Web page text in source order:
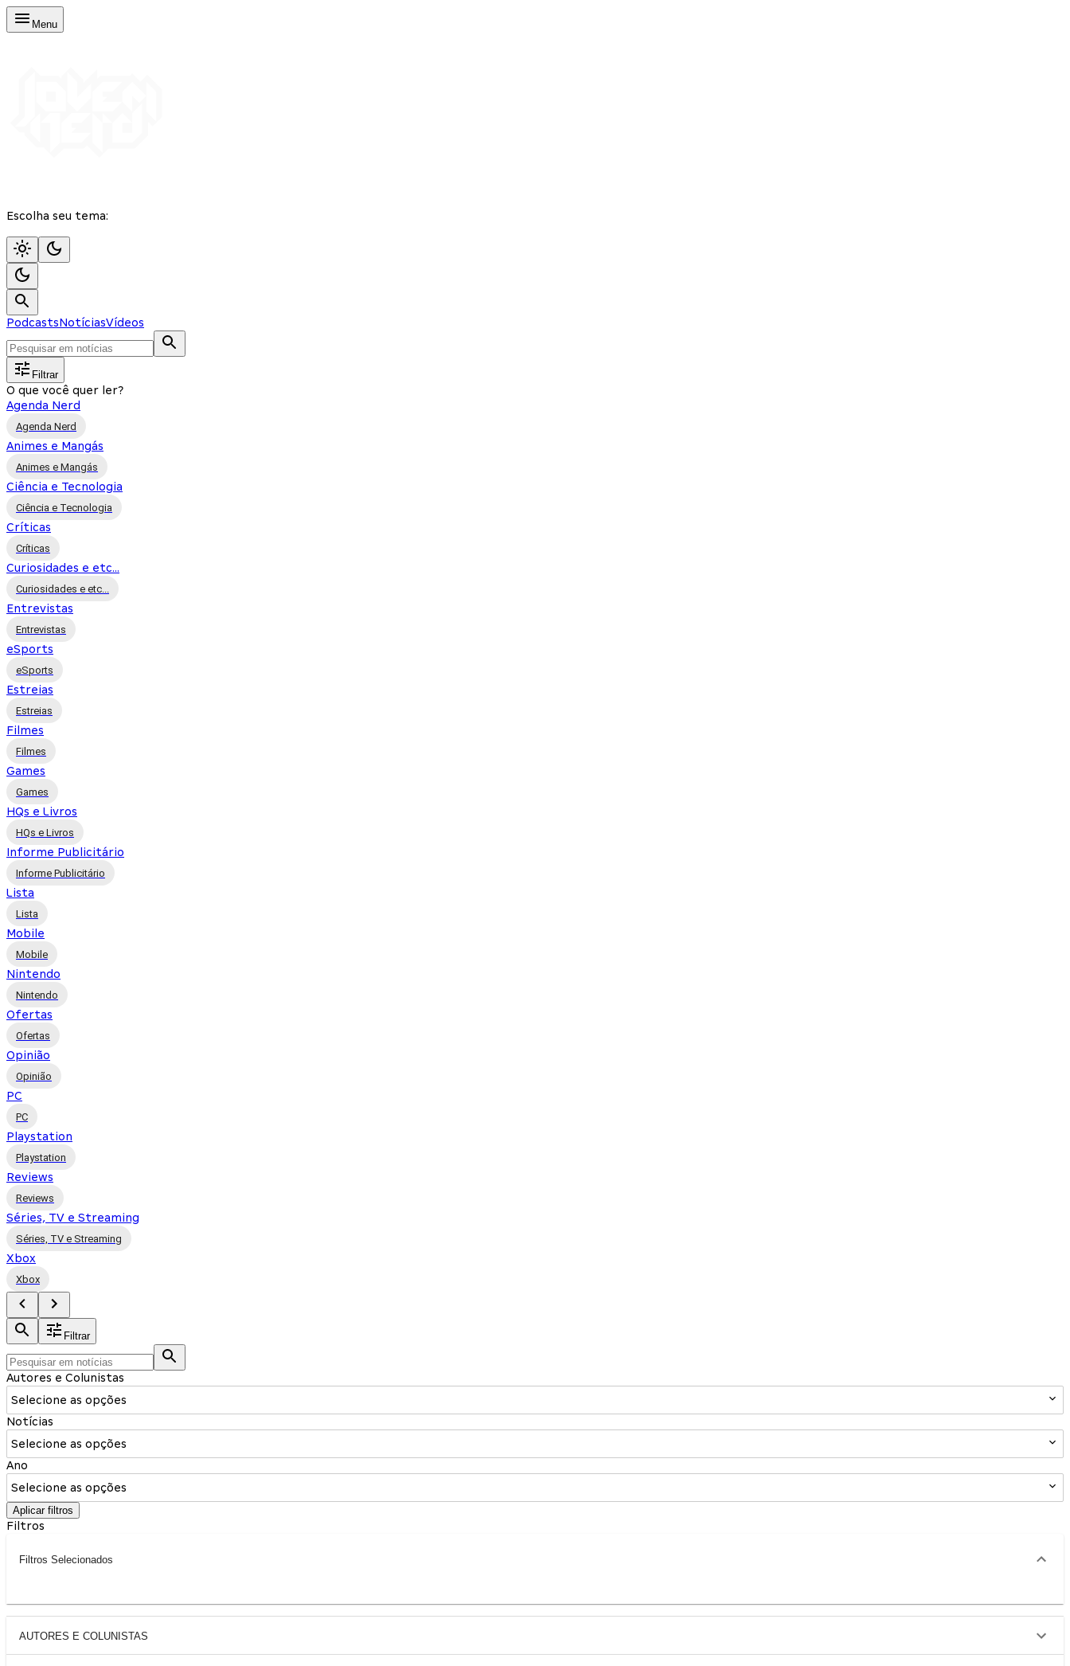
Menu
Escolha seu tema:
PodcastsNotíciasVídeos
Filtrar
O que você quer ler?
Agenda Nerd
Agenda Nerd
Animes e Mangás
Animes e Mangás
Ciência e Tecnologia
Ciência e Tecnologia
Críticas
Críticas
Curiosidades e etc...
Curiosidades e etc...
Entrevistas
Entrevistas
eSports
eSports
Estreias
Estreias
Filmes
Filmes
Games
Games
HQs e Livros
HQs e Livros
Informe Publicitário
Informe Publicitário
Lista
Lista
Mobile
Mobile
Nintendo
Nintendo
Ofertas
Ofertas
Opinião
Opinião
PC
PC
Playstation
Playstation
Reviews
Reviews
Séries, TV e Streaming
Séries, TV e Streaming
Xbox
Xbox
Filtrar
Autores e Colunistas
Selecione as opções
Notícias
Selecione as opções
Ano
Selecione as opções
Aplicar filtros
Filtros
Filtros Selecionados
AUTORES E COLUNISTAS